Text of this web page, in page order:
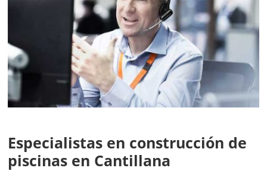
Especialistas en construcción de
piscinas en Cantillana